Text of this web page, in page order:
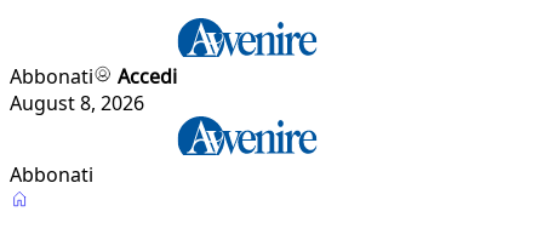
Abbonati
Accedi
August 8, 2026
Abbonati